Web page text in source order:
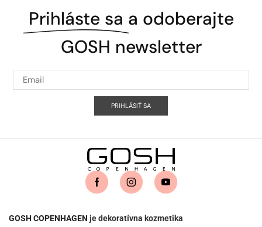
Prihláste sa a odoberajte
GOSH newsletter
PRIHLÁSIŤ SA
GOSH COPENHAGEN je dekoratívna kozmetika